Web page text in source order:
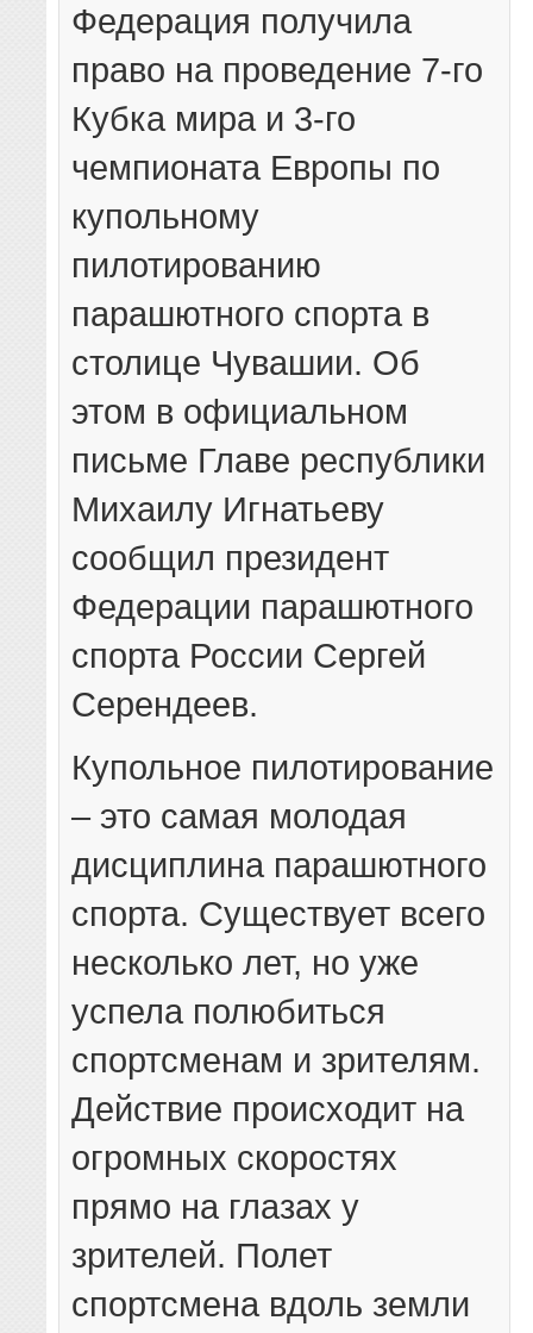
Федерация получила
право на проведение 7-го
Кубка мира и 3-го
чемпионата Европы по
купольному
пилотированию
парашютного спорта в
столице Чувашии. Об
этом в официальном
письме Главе республики
Михаилу Игнатьеву
сообщил президент
Федерации парашютного
спорта России Сергей
Серендеев.
Купольное пилотирование
– это самая молодая
дисциплина парашютного
спорта. Существует всего
несколько лет, но уже
успела полюбиться
спортсменам и зрителям.
Действие происходит на
огромных скоростях
прямо на глазах у
зрителей. Полет
спортсмена вдоль земли